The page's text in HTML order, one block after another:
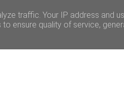
CONCOURS
traffic. Your IP address and
ensure quality of service,